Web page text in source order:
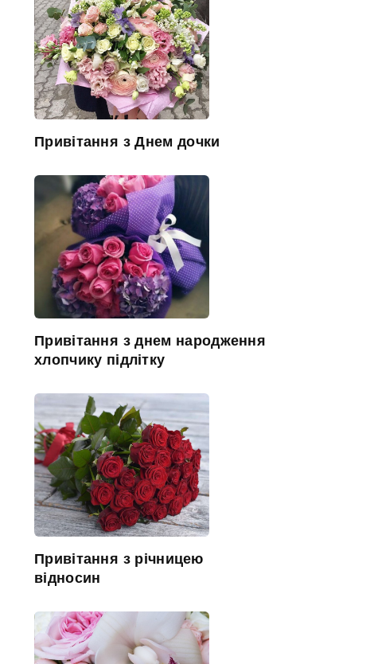
Привітання з Днем дочки
Привітання з днем народження
хлопчику підлітку
Привітання з річницею
відносин